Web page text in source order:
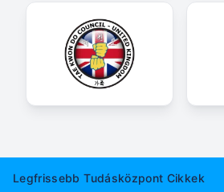
Legfrissebb Tudásközpont Cikkek